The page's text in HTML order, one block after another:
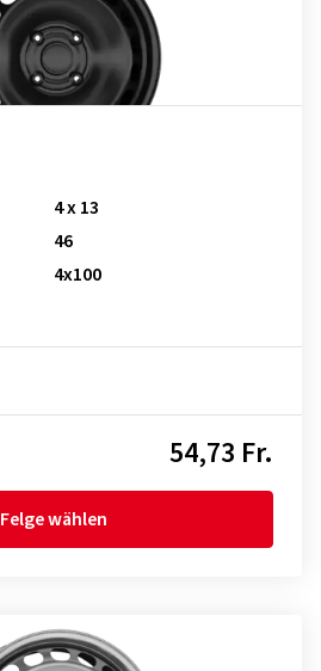
4 x 13
46
4x100
54,73 Fr.
Felge wählen